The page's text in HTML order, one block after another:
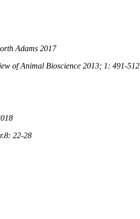
Adams 2017
of Animal Bioscience 2013; 1: 491-512
22-28